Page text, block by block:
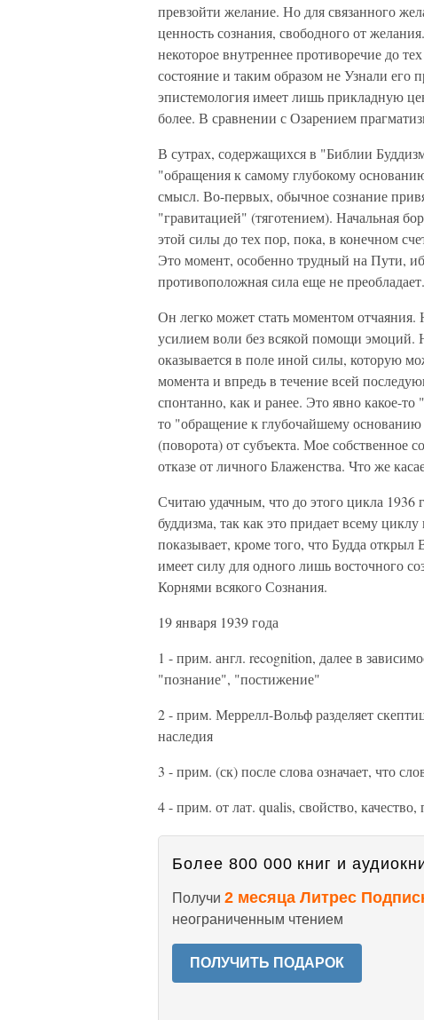
превзойти желание. Но для связанного
ценность сознания, свободного от
некоторое внутреннее противоречие до
состояние и таким образом не Узнали его
эпистемология имеет лишь прикладную
более. В сравнении с Озарением
В сутрах, содержащихся в "Библии
"обращения к самому глубокому
смысл. Во-первых, обычное сознание
"гравитацией" (тяготением). Начальная
этой силы до тех пор, пока, в конечном
Это момент, особенно трудный на Пути,
противоположная сила еще не преобладает.
Он легко может стать моментом
усилием воли без всякой помощи эмоций.
оказывается в поле иной силы, которую
момента и впредь в течение всей
спонтанно, как и ранее. Это явно какое-
то "обращение к глубочайшему основанию
(поворота) от субъекта. Мое собственное
отказе от личного Блаженства. Что же
Считаю удачным, что до этого цикла 1936
буддизма, так как это придает всему
показывает, кроме того, что Будда открыл
имеет силу для одного лишь восточного
Корнями всякого Сознания.
19 января 1939 года
1 - прим. англ. recognition, далее в
"познание", "постижение"
2 - прим. Меррелл-Вольф разделяет
наследия
3 - прим. (ск) после слова означает, что
4 - прим. от лат. qualis, свойство, качество,
Более 800 000 книг и
Получи 2 месяца Литрес
неограниченным чтением
ПОЛУЧИТЬ ПОДАРОК